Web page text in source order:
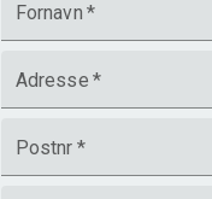
Fornavn *
Adresse *
Postnr *